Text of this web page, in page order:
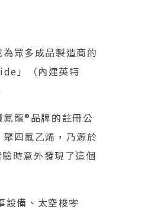
眾多成品製造商的
」（內建英特
龍®品牌的註冊公
四氟乙烯，乃源於
時意外發現了這個
設備、太空梭零